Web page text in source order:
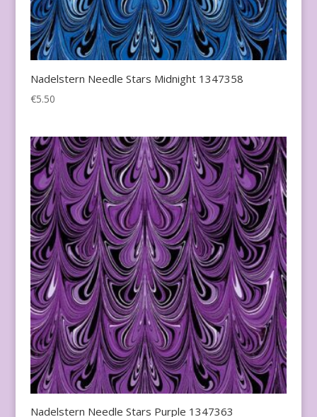
Nadelstern Needle Stars Midnight 1347358
€5.50
Nadelstern Needle Stars Purple 1347363